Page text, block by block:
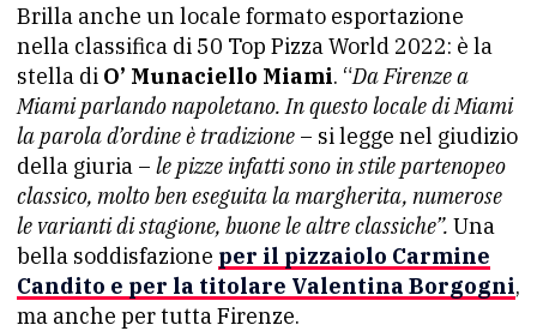
Brilla anche un locale formato esportazione
nella classifica di 50 Top Pizza World 2022: è la
stella di O’ Munaciello Miami. “Da Firenze a
Miami parlando napoletano. In questo locale di Miami
la parola d’ordine è tradizione – si legge nel giudizio
della giuria – le pizze infatti sono in stile partenopeo
classico, molto ben eseguita la margherita, numerose
le varianti di stagione, buone le altre classiche”. Una
bella soddisfazione per il pizzaiolo Carmine
Candito e per la titolare Valentina Borgogni,
ma anche per tutta Firenze.